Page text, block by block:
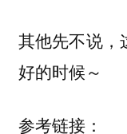
其他先不说，
好的时候～
参考链接：